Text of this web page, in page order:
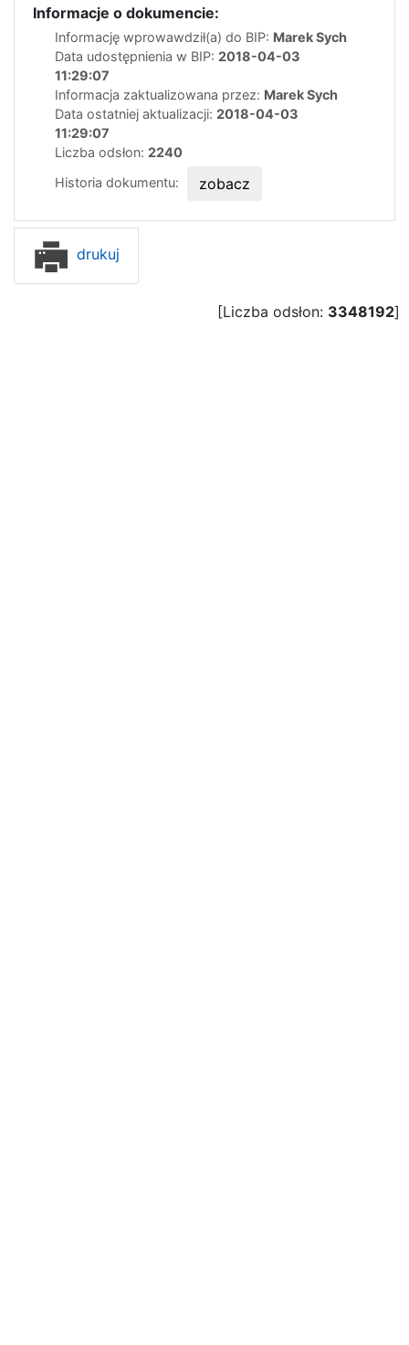
Informacje o dokumencie:
Informację wprowawdził(a) do BIP: Marek Sych
Data udostępnienia w BIP: 2018-04-03
11:29:07
Informacja zaktualizowana przez: Marek Sych
Data ostatniej aktualizacji: 2018-04-03
11:29:07
Liczba odsłon: 2240
Historia dokumentu:
zobacz
drukuj
[Liczba odsłon: 3348192]